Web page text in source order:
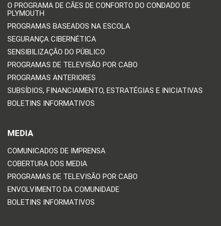
O PROGRAMA DE CÃES DE CONFORTO DO CONDADO DE
PLYMOUTH
PROGRAMAS BASEADOS NA ESCOLA
SEGURANÇA CIBERNÉTICA
SENSIBILIZAÇÃO DO PÚBLICO
PROGRAMAS DE TELEVISÃO POR CABO
PROGRAMAS ANTERIORES
SUBSÍDIOS, FINANCIAMENTO, ESTRATÉGIAS E INICIATIVAS
BOLETINS INFORMATIVOS
MEDIA
COMUNICADOS DE IMPRENSA
COBERTURA DOS MEDIA
PROGRAMAS DE TELEVISÃO POR CABO
ENVOLVIMENTO DA COMUNIDADE
BOLETINS INFORMATIVOS